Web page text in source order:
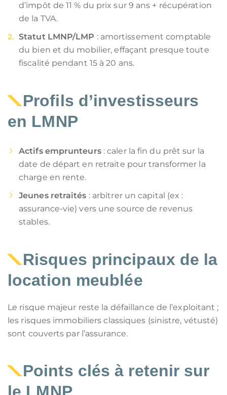
d’impôt de 11 % du prix sur 9 ans + récupération
de la TVA.
Statut LMNP/LMP : amortissement comptable
du bien et du mobilier, effaçant presque toute
fiscalité pendant 15 à 20 ans.
Profils d’investisseurs
en LMNP
Actifs emprunteurs: caler la fin du prêt sur la
date de départ en retraite pour transformer la
charge en rente.
Jeunes retraités : arbitrer un capital (ex :
assurance-vie) vers une source de revenus
stables.
Risques principaux de la
location meublée
Le risque majeur reste la défaillance de l’exploitant ;
les risques immobiliers classiques (sinistre, vétusté)
sont couverts par l’assurance.
Points clés à retenir sur